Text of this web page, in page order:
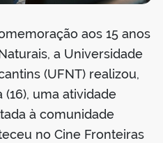
aos 15 anos
a Universidade
(UFNT) realizou,
uma atividade
à comunidade
no Cine Fronteiras